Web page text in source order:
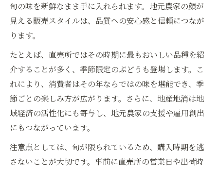
旬の味を新鮮なまま手に入れられます。地元農家の顔が
見える販売スタイルは、品質への安心感と信頼につなが
ります。
たとえば、直売所ではその時期に最もおいしい品種を紹
介することが多く、季節限定のぶどうも登場します。こ
れにより、消費者はその年ならではの味を堪能でき、季
節ごとの楽しみ方が広がります。さらに、地産地消は地
域経済の活性化にも寄与し、地元農家の支援や雇用創出
にもつながっています。
注意点としては、旬が限られているため、購入時期を逃
さないことが大切です。事前に直売所の営業日や出荷時